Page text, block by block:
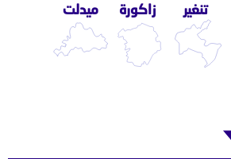
تنغير زاكورة ميدلت